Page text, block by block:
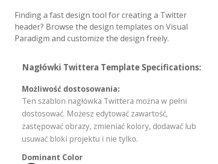
Finding a fast design tool for creating a Twitter
header? Browse the design templates on Visual
Paradigm and customize the design freely.
Nagłówki Twittera Template Specifications:
Możliwość dostosowania:
Ten szablon nagłówka Twittera można w pełni
dostosować. Możesz edytować zawartość,
zastępować obrazy, zmieniać kolory, dodawać lub
usuwać bloki projektu i nie tylko.
Dominant Color